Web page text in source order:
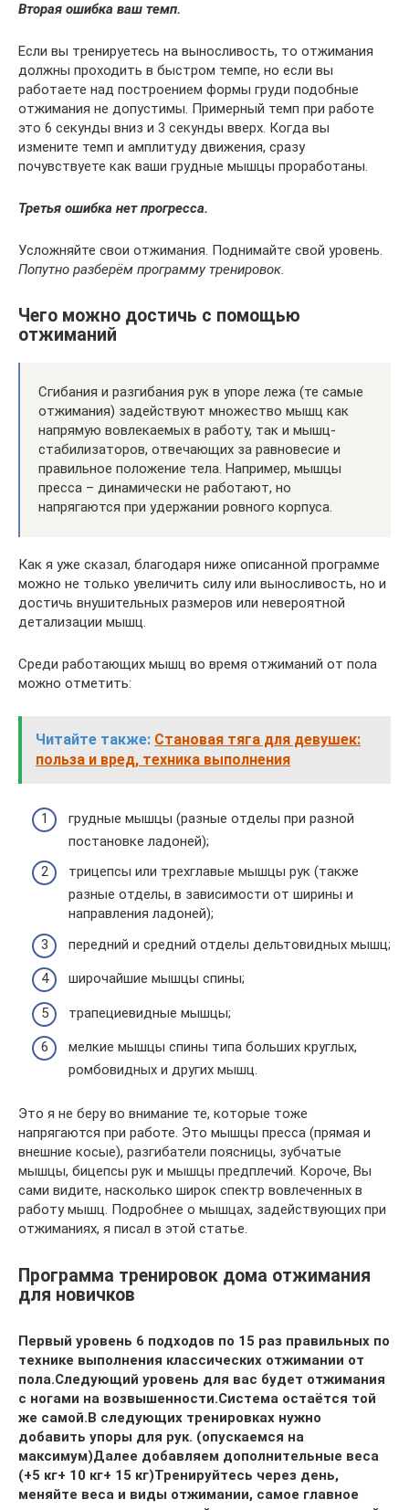
Вторая ошибка ваш темп.
Если вы тренируетесь на выносливость, то отжимания
должны проходить в быстром темпе, но если вы
работаете над построением формы груди подобные
отжимания не допустимы. Примерный темп при работе
это 6 секунды вниз и 3 секунды вверх. Когда вы
измените темп и амплитуду движения, сразу
почувствуете как ваши грудные мышцы проработаны.
Третья ошибка нет прогресса.
Усложняйте свои отжимания. Поднимайте свой уровень.
Попутно разберём программу тренировок.
Чего можно достичь с помощью
отжиманий
Сгибания и разгибания рук в упоре лежа (те самые
отжимания) задействуют множество мышц как
напрямую вовлекаемых в работу, так и мышц-
стабилизаторов, отвечающих за равновесие и
правильное положение тела. Например, мышцы
пресса – динамически не работают, но
напрягаются при удержании ровного корпуса.
Как я уже сказал, благодаря ниже описанной программе
можно не только увеличить силу или выносливость, но и
достичь внушительных размеров или невероятной
детализации мышц.
Среди работающих мышц во время отжиманий от пола
можно отметить:
Читайте также: Становая тяга для девушек:
польза и вред, техника выполнения
грудные мышцы (разные отделы при разной
постановке ладоней);
трицепсы или трехглавые мышцы рук (также
разные отделы, в зависимости от ширины и
направления ладоней);
передний и средний отделы дельтовидных мышц;
широчайшие мышцы спины;
трапециевидные мышцы;
мелкие мышцы спины типа больших круглых,
ромбовидных и других мышц.
Это я не беру во внимание те, которые тоже
напрягаются при работе. Это мышцы пресса (прямая и
внешние косые), разгибатели поясницы, зубчатые
мышцы, бицепсы рук и мышцы предплечий. Короче, Вы
сами видите, насколько широк спектр вовлеченных в
работу мышц. Подробнее о мышцах, задействующих при
отжиманиях, я писал в этой статье.
Программа тренировок дома отжимания
для новичков
Первый уровень 6 подходов по 15 раз правильных по
технике выполнения классических отжимании от
пола.Следующий уровень для вас будет отжимания
с ногами на возвышенности.Система остаётся той
же самой.В следующих тренировках нужно
добавить упоры для рук. (опускаемся на
максимум)Далее добавляем дополнительные веса
(+5 кг+ 10 кг+ 15 кг)Тренируйтесь через день,
меняйте веса и виды отжимании, самое главное